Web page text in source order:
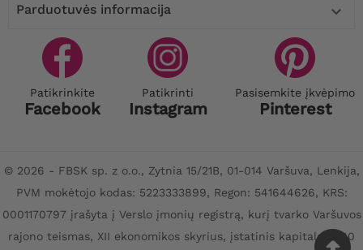
Parduotuvės informacija 
Patikrinkite
Facebook
Patikrinti
Instagram
Pasisemkite įkvėpimo
Pinterest
© 2026 - FBSK sp. z o.o., Zytnia 15/21B, 01-014 Varšuva, Lenkija,
PVM mokėtojo kodas: 5223333899, Regon: 541644626, KRS:
0001170797 įrašyta į Verslo įmonių registrą, kurį tvarko Varšuvos
rajono teismas, XII ekonomikos skyrius, įstatinis kapitalas: 100